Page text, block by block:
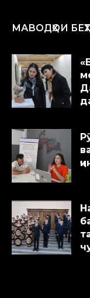
МАВОДҲОИ